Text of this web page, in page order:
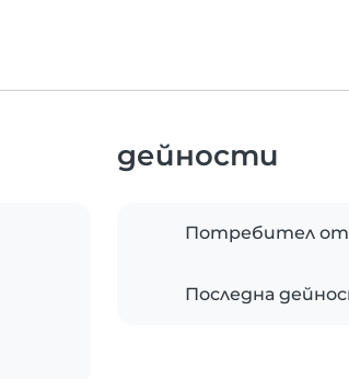
дейности
Потребител от
Последна